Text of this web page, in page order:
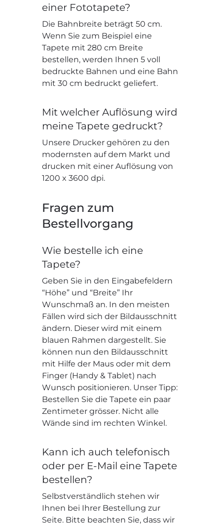
einer Fototapete?
Die Bahnbreite beträgt 50 cm.
Wenn Sie zum Beispiel eine
Tapete mit 280 cm Breite
bestellen, werden Ihnen 5 voll
bedruckte Bahnen und eine Bahn
mit 30 cm bedruckt geliefert.
Mit welcher Auflösung wird
meine Tapete gedruckt?
Unsere Drucker gehören zu den
modernsten auf dem Markt und
drucken mit einer Auflösung von
1200 x 3600 dpi.
Fragen zum
Bestellvorgang
Wie bestelle ich eine
Tapete?
Geben Sie in den Eingabefeldern
“Höhe” und “Breite” Ihr
Wunschmaß an. In den meisten
Fällen wird sich der Bildausschnitt
ändern. Dieser wird mit einem
blauen Rahmen dargestellt. Sie
können nun den Bildausschnitt
mit Hilfe der Maus oder mit dem
Finger (Handy & Tablet) nach
Wunsch positionieren. Unser Tipp:
Bestellen Sie die Tapete ein paar
Zentimeter grösser. Nicht alle
Wände sind im rechten Winkel.
Kann ich auch telefonisch
oder per E-Mail eine Tapete
bestellen?
Selbstverständlich stehen wir
Ihnen bei Ihrer Bestellung zur
Seite. Bitte beachten Sie, dass wir